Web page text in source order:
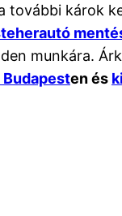
károk
munkára.
en és